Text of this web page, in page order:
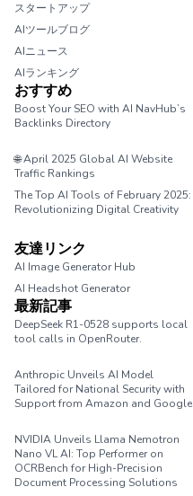
スタートアップ
AIツールブログ
AIニュース
AIランキング
おすすめ
Boost Your SEO with AI NavHub’s
Backlinks Directory
🌐 April 2025 Global AI Website
Traffic Rankings
The Top AI Tools of February 2025:
Revolutionizing Digital Creativity
友達リンク
AI Image Generator Hub
AI Headshot Generator
最新記事
DeepSeek R1-0528 supports local
tool calls in OpenRouter.
Anthropic Unveils AI Model
Tailored for National Security with
Support from Amazon and Google
NVIDIA Unveils Llama Nemotron
Nano VL AI: Top Performer on
OCRBench for High-Precision
Document Processing Solutions